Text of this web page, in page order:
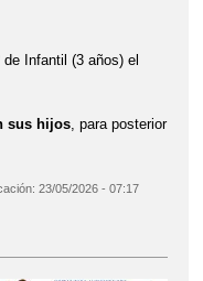
Infantil (3 años) el
sus hijos, para posterior
23/05/2026 - 07:17